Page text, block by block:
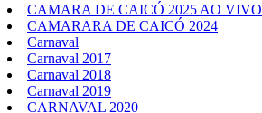
CAMARA DE CAICÓ 2025 AO VIVO
CAMARARA DE CAICÓ 2024
Carnaval
Carnaval 2017
Carnaval 2018
Carnaval 2019
CARNAVAL 2020